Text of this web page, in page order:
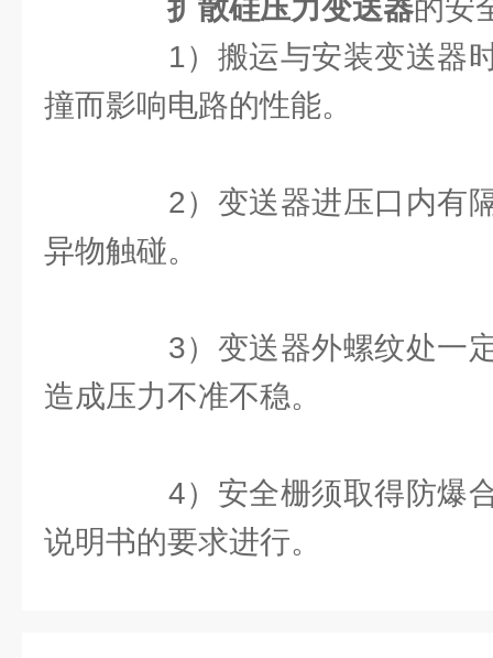
扩散硅压力变送器的安
1）搬运与安装变送器时
撞而影响电路的性能。
2）变送器进压口内有隔
异物触碰。
3）变送器外螺纹处一定
造成压力不准不稳。
4）安全栅须取得防爆合
说明书的要求进行。